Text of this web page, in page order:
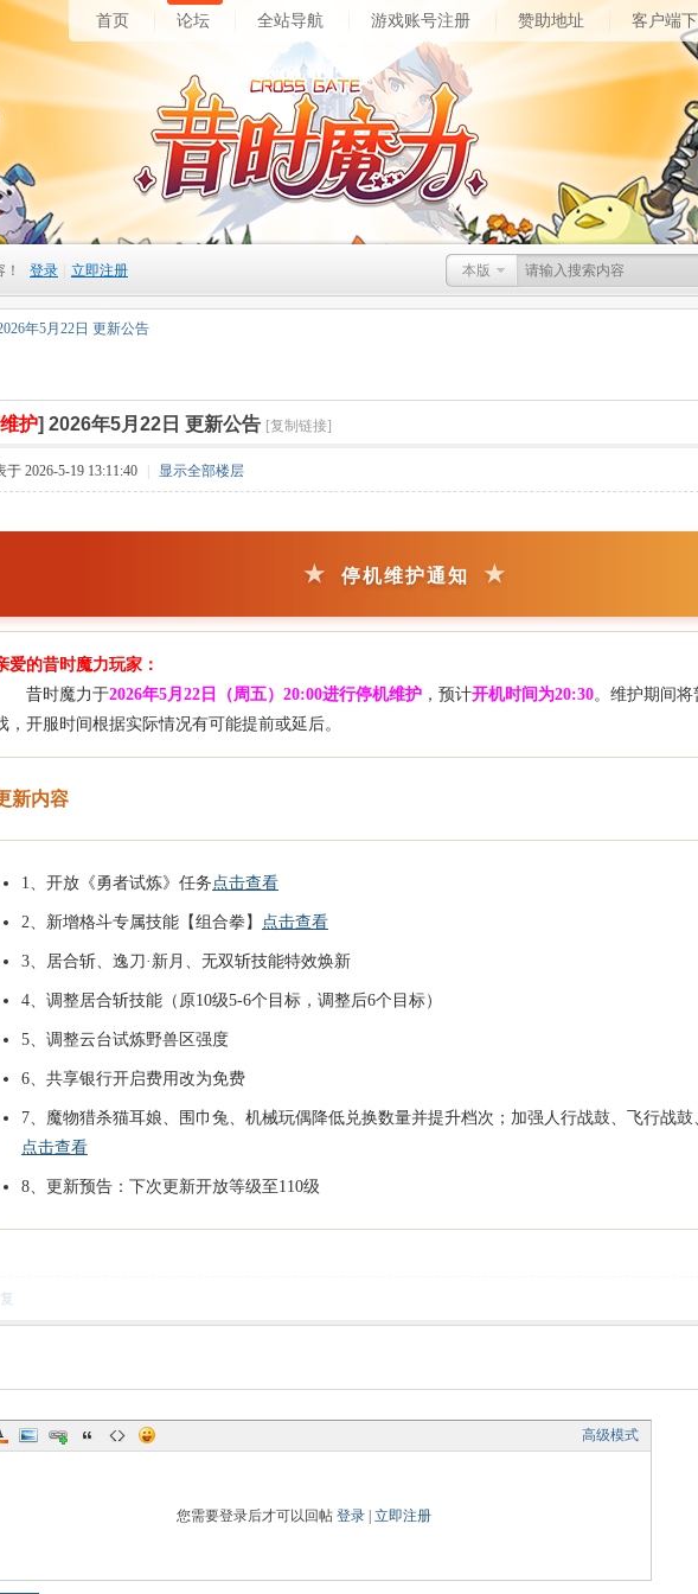
首页 论坛 全站导航 游戏账号注册 赞助地址 客户端
本版
登录 立即注册
年5月22日 更新公告
护] 2026年5月22日 更新公告 [复制链接]
于 2026-5-19 13:11:40 显示全部楼层
停机维护通知
爱的昔时魔力玩家：
昔时魔力于2026年5月22日（周五）20:00进行停机维护 ，预计开机时间为20:30。维护期间
，开服时间根据实际情况有可能提前或延后。
新内容
1、开放《勇者试炼》任务点击查看
2、新增格斗专属技能【组合拳】 点击查看
3、居合斩、逸刀·新月、无双斩技能特效焕新
4、调整居合斩技能（原10级5-6个目标，调整后6个目标）
5、调整云台试炼野兽区强度
6、共享银行开启费用改为免费
7、魔物猎杀猫耳娘、围巾兔、机械玩偶降低兑换数量并提升档次；加强人行战鼓、飞行战鼓
点击查看
8、更新预告：下次更新开放等级至110级
高级模式
您需要登录后才可以回帖 登录 立即注册